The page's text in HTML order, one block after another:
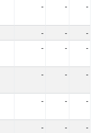
- - -
- -
-
- - -
- - -
- - -
- - -